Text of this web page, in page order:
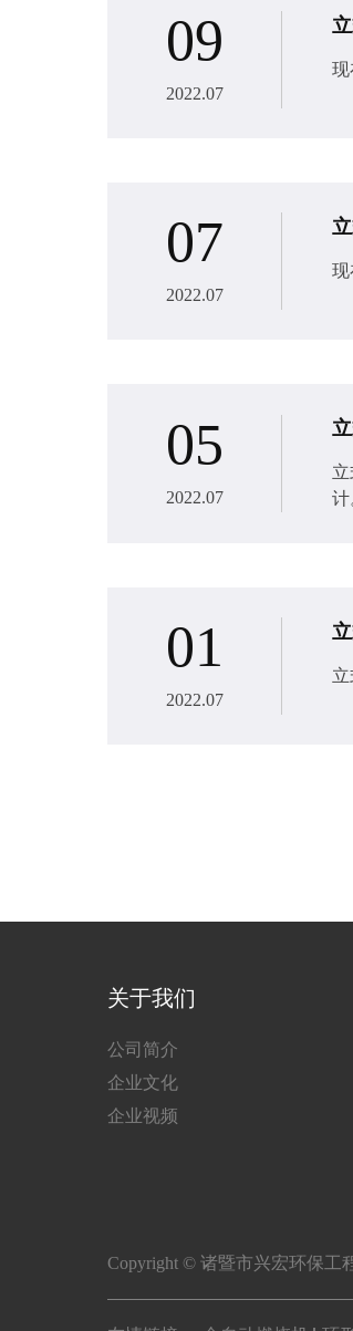
09
2022.07
现
07
2022.07
现
05
2022.07
计
01
2022.07
关于我们
公司简介
企业文化
企业视频
Copyright © 诸暨市兴宏环保工